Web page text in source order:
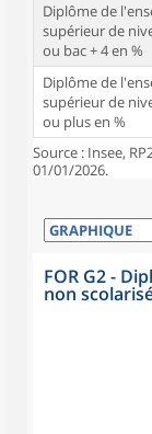
Diplôme de
supérieur de
ou bac + 4 en %
Diplôme de
supérieur de
ou plus en %
Source : Insee,
01/01/2026.
FOR G2 -
non